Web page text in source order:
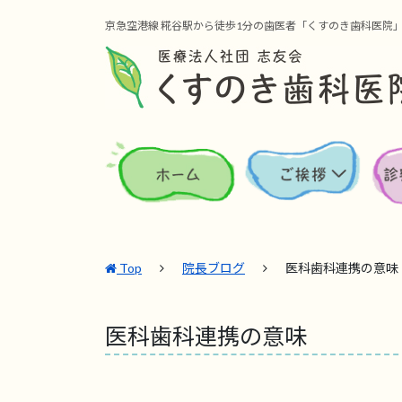
京急空港線 糀谷駅から徒歩1分の歯医者「くすのき歯科医院
Top 院長ブログ 医科歯科連携の意味
医科歯科連携の意味